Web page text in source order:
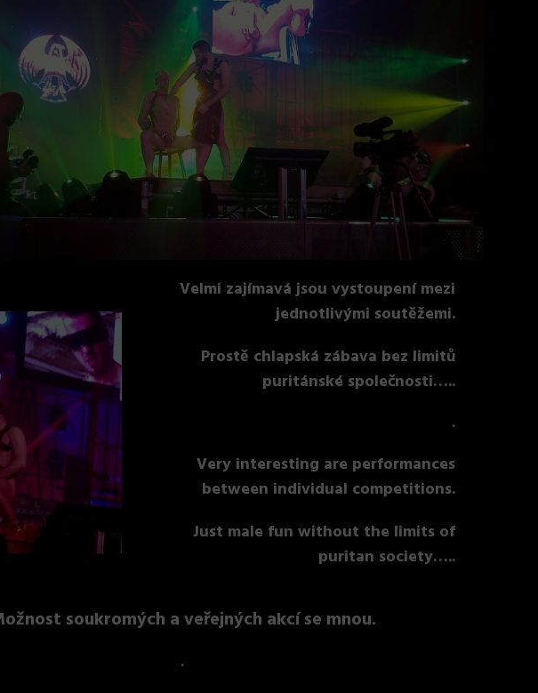
Velmi zajímavá jsou vystoupení mezi
jednotlivými soutěžemi.
Prostě chlapská zábava bez limitů
puritánské společnosti…..
.
Very interesting are performances
between individual competitions.
Just male fun without the limits of
puritan society…..
soukromých a veřejných akcí se mnou.
.